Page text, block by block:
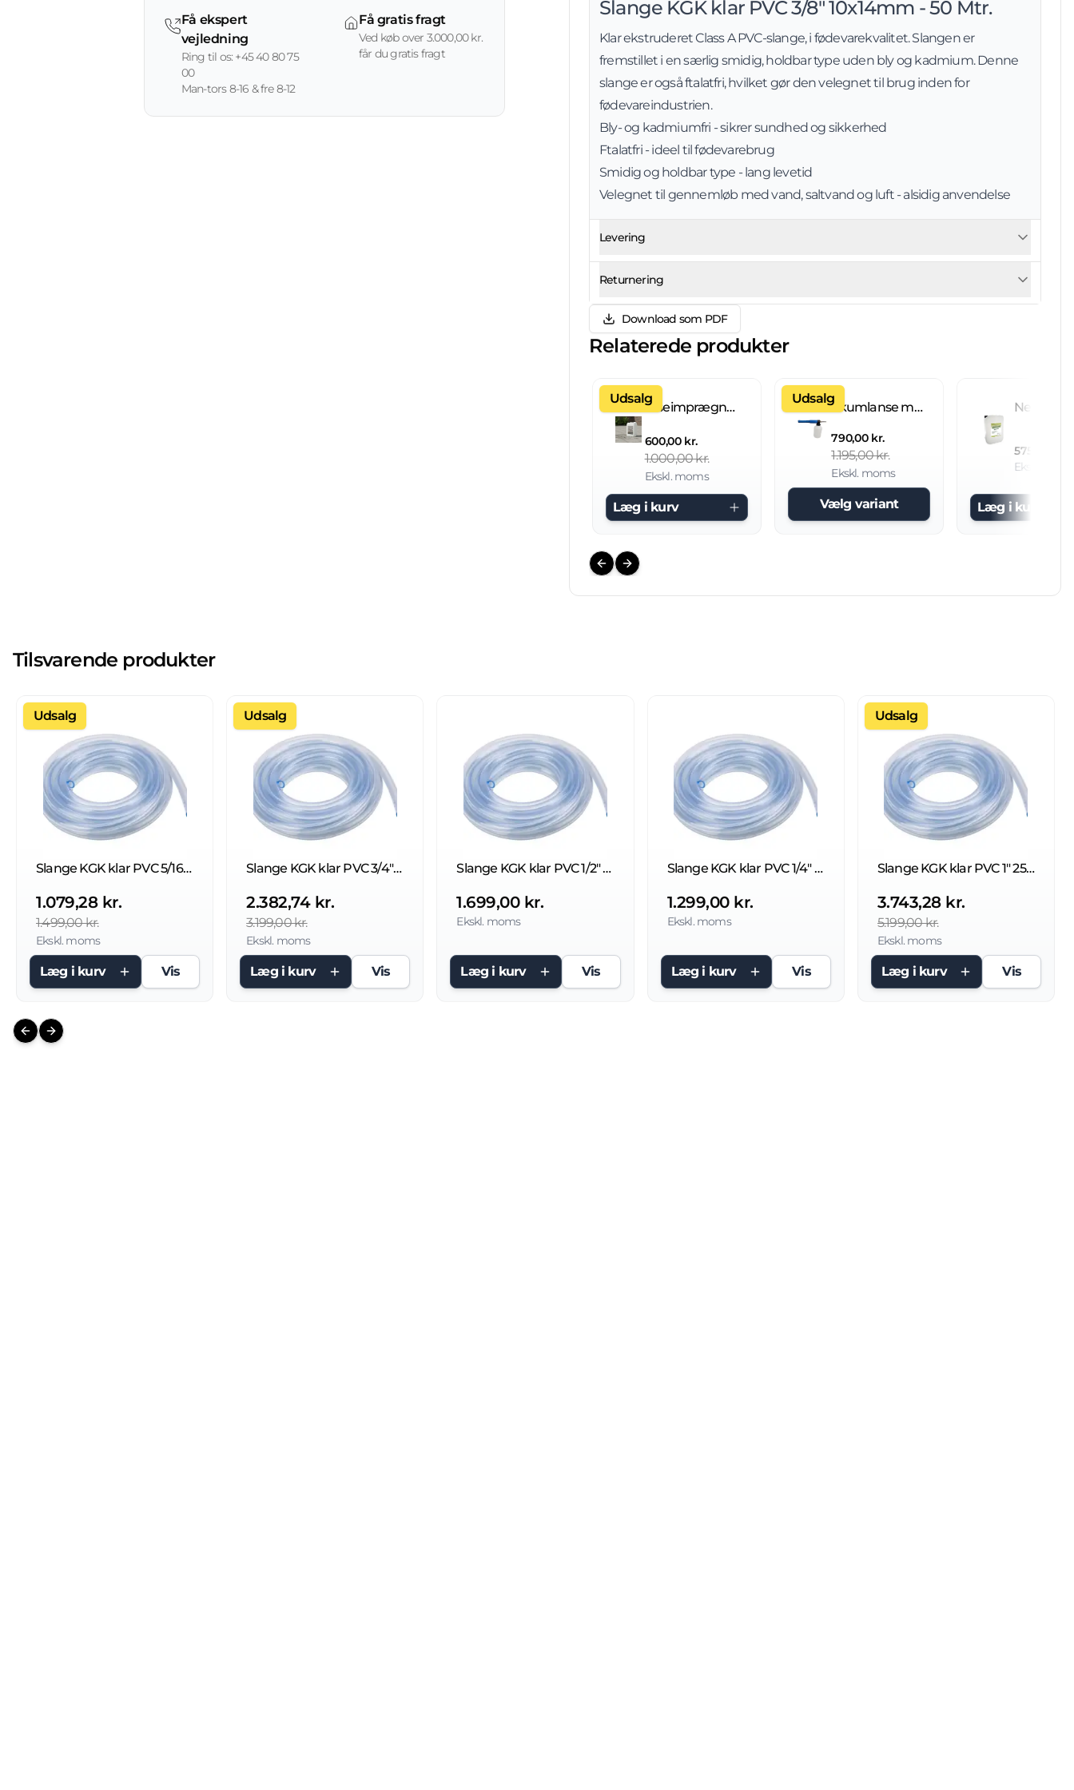
Få ekspert
vejledning
Ring til os: +45 40 80 75
00
Man-tors 8-16 & fre 8-12
Få gratis fragt
Ved køb over 3.000,00 kr.
får du gratis fragt
Slange KGK klar PVC 3/8" 10x14mm - 50 Mtr.
Klar ekstruderet Class A PVC-slange, i fødevarekvalitet. Slangen er
fremstillet i en særlig smidig, holdbar type uden bly og kadmium. Denne
slange er også ftalatfri, hvilket gør den velegnet til brug inden for
fødevareindustrien.
Bly- og kadmiumfri - sikrer sundhed og sikkerhed
Ftalatfri - ideel til fødevarebrug
Smidig og holdbar type - lang levetid
Velegnet til gennemløb med vand, saltvand og luft - alsidig anvendelse
Levering
Returnering
Download som PDF
Relaterede produkter
Udsalg
Fliseimprægnering IC 20 L brugsklar
600,00 kr.
1.000,00 kr.
Ekskl. moms
Læg i kurv
Udsalg
Skumlanse med 2 L beholder
790,00 kr.
1.195,00 kr.
Ekskl. moms
Vælg variant
575,00 kr.
Ekskl.
Læg i kurv
Previous slide
Next slide
Tilsvarende produkter
Udsalg
Slange KGK klar PVC 5/16" 8x12mm - 50 Mtr.
1.079,28 kr.
1.499,00 kr.
Ekskl. moms
Læg i kurv Vis
Udsalg
Slange KGK klar PVC 3/4" 19x24mm - 50 Mtr.
2.382,74 kr.
3.199,00 kr.
Ekskl. moms
Læg i kurv Vis
Slange KGK klar PVC 1/2" 12x16mm - 50 Mtr.
1.699,00 kr.
Ekskl. moms
Læg i kurv Vis
Slange KGK klar PVC 1/4" 6x10mm - 50 Mtr.
1.299,00 kr.
Ekskl. moms
Læg i kurv Vis
Udsalg
Slange KGK klar PVC 1" 25x31mm - 50 Mtr.
3.743,28 kr.
5.199,00 kr.
Ekskl. moms
Læg i kurv Vis
Previous slide
Next slide